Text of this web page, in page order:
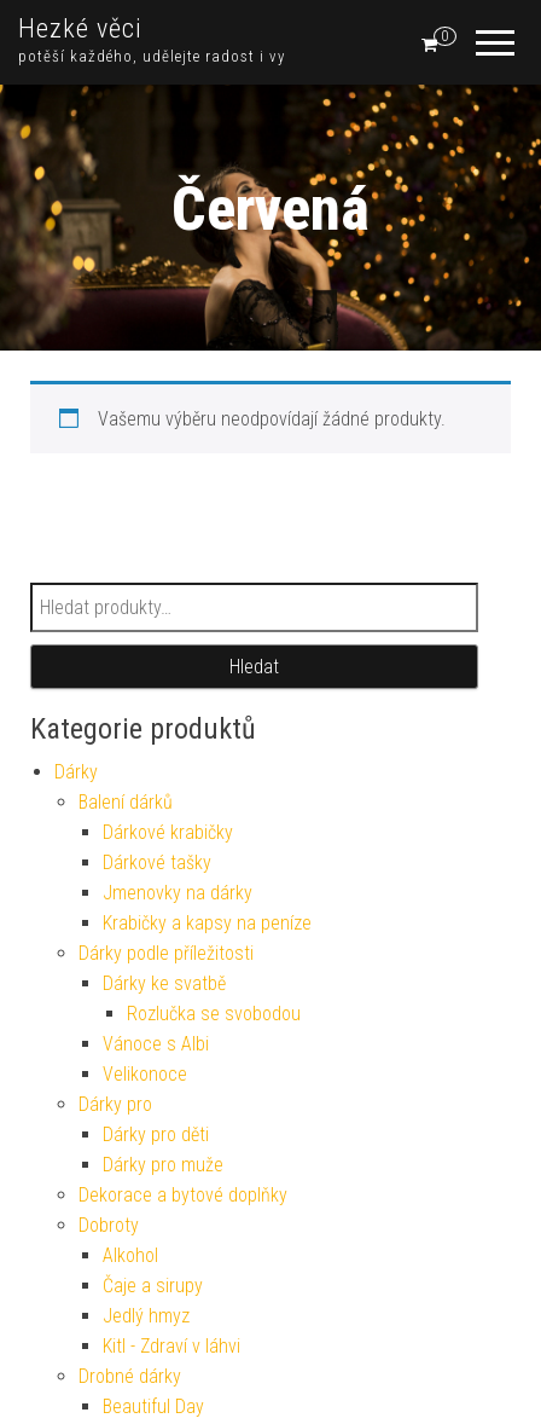
Hezké věci
potěší každého, udělejte radost i vy
0
Červená
Vašemu výběru neodpovídají žádné produkty.
Hledat:
Hledat
Kategorie produktů
Dárky
Balení dárků
Dárkové krabičky
Dárkové tašky
Jmenovky na dárky
Krabičky a kapsy na peníze
Dárky podle příležitosti
Dárky ke svatbě
Rozlučka se svobodou
Vánoce s Albi
Velikonoce
Dárky pro
Dárky pro děti
Dárky pro muže
Dekorace a bytové doplňky
Dobroty
Alkohol
Čaje a sirupy
Jedlý hmyz
Kitl - Zdraví v láhvi
Drobné dárky
Beautiful Day